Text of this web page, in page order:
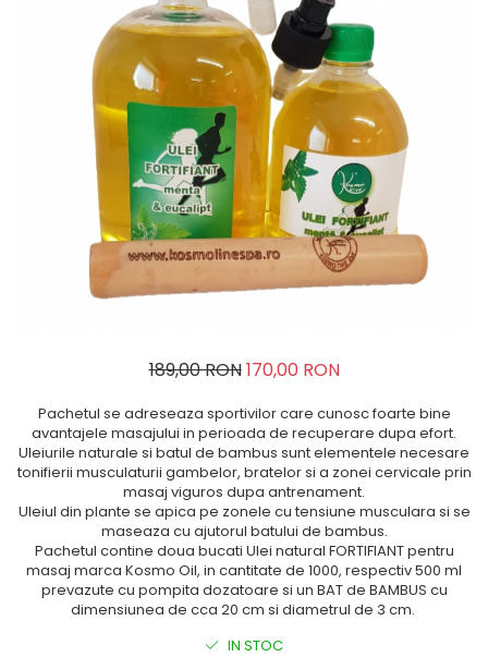
THAILANDEZ (LOMI-LOMI)
189,00 RON170,00 RON
Pachetul se adreseaza sportivilor care cunosc foarte bine
avantajele masajului in perioada de recuperare dupa efort.
Uleiurile naturale si batul de bambus sunt elementele necesare
tonifierii musculaturii gambelor, bratelor si a zonei cervicale prin
masaj viguros dupa antrenament.
Uleiul din plante se apica pe zonele cu tensiune musculara si se
maseaza cu ajutorul batului de bambus.
Pachetul contine doua bucati Ulei natural FORTIFIANT pentru
masaj marca Kosmo Oil, in cantitate de 1000, respectiv 500 ml
prevazute cu pompita dozatoare si un BAT de BAMBUS cu
dimensiunea de cca 20 cm si diametrul de 3 cm.
IN STOC